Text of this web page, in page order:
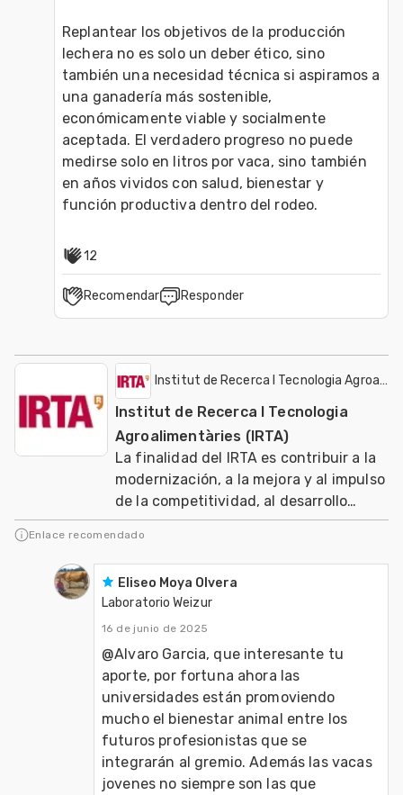
Replantear los objetivos de la producción
lechera no es solo un deber ético, sino
también una necesidad técnica si aspiramos a
una ganadería más sostenible,
económicamente viable y socialmente
aceptada. El verdadero progreso no puede
medirse solo en litros por vaca, sino también
en años vividos con salud, bienestar y
función productiva dentro del rodeo.
12
Recomendar Responder
Institut de Recerca I Tecnologia
Institut de Recerca I Tecnologia
Agroalimentàries (IRTA)
La finalidad del IRTA es contribuir a la
modernización, a la mejora y al impulso
de la competitividad, al desarrollo
sostenible de los sectores agrario, ali
Enlace recomendado
Eliseo Moya Olvera
Laboratorio Weizur
16 de junio de 2025
@Alvaro Garcia, que interesante tu
aporte, por fortuna ahora las
universidades están promoviendo
mucho el bienestar animal entre los
futuros profesionistas que se
integrarán al gremio. Además las vacas
jovenes no siempre son las que